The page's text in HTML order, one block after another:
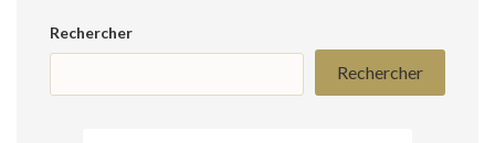
Rechercher
Rechercher